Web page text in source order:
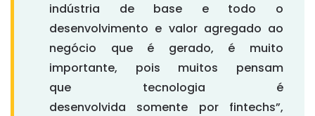
indústria de base e todo o
desenvolvimento e valor agregado ao
negócio que é gerado, é muito
importante, pois muitos pensam
que tecnologia é
desenvolvida somente por fintechs”,